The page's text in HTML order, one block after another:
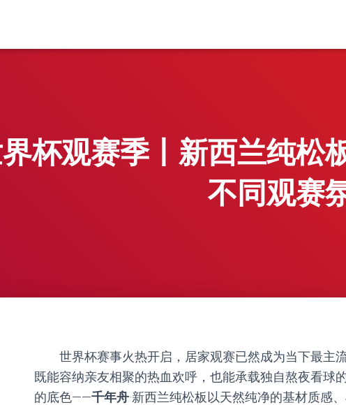
杯观赛季丨新西兰纯松
不同观赛
世界杯赛事火热开启，居家观赛已然成为当下最主
既能容纳亲友相聚的热血欢呼，也能承载独自熬夜看球
的底色——千年舟·新西兰纯松板以天然纯净的基材质感